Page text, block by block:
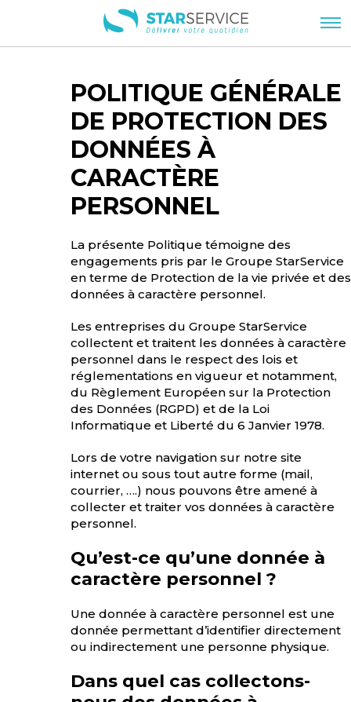
POLITIQUE GÉNÉRALE
DE PROTECTION DES
DONNÉES À
CARACTÈRE
PERSONNEL
La présente Politique témoigne des
engagements pris par le Groupe StarService
en terme de Protection de la vie privée et des
données à caractère personnel.
Les entreprises du Groupe StarService
collectent et traitent les données à caractère
personnel dans le respect des lois et
réglementations en vigueur et notamment,
du Règlement Européen sur la Protection
des Données (RGPD) et de la Loi
Informatique et Liberté du 6 Janvier 1978.
Lors de votre navigation sur notre site
internet ou sous tout autre forme (mail,
courrier, ….) nous pouvons être amené à
collecter et traiter vos données à caractère
personnel.
Qu’est-ce qu’une donnée à
caractère personnel ?
Une donnée à caractère personnel est une
donnée permettant d’identifier directement
ou indirectement une personne physique.
Dans quel cas collectons-